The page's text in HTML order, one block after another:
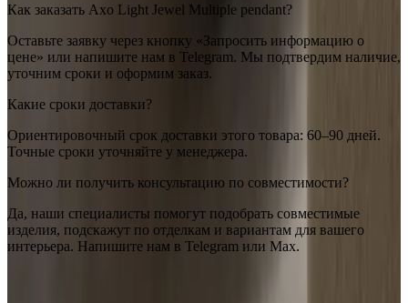
Как заказать Axo Light Jewel Multiple pendant?
Оставьте заявку через кнопку «Запросить информацию о
цене» или напишите нам в Telegram. Мы подтвердим наличие,
уточним сроки и оформим заказ.
Какие сроки доставки?
Ориентировочный срок доставки этого товара: 60–90 дней.
Точные сроки уточняйте у менеджера.
Можно ли получить консультацию по совместимости?
Да, наши специалисты помогут подобрать совместимые
изделия, подскажут по отделкам и вариантам для вашего
интерьера. Напишите нам в Telegram или Max.